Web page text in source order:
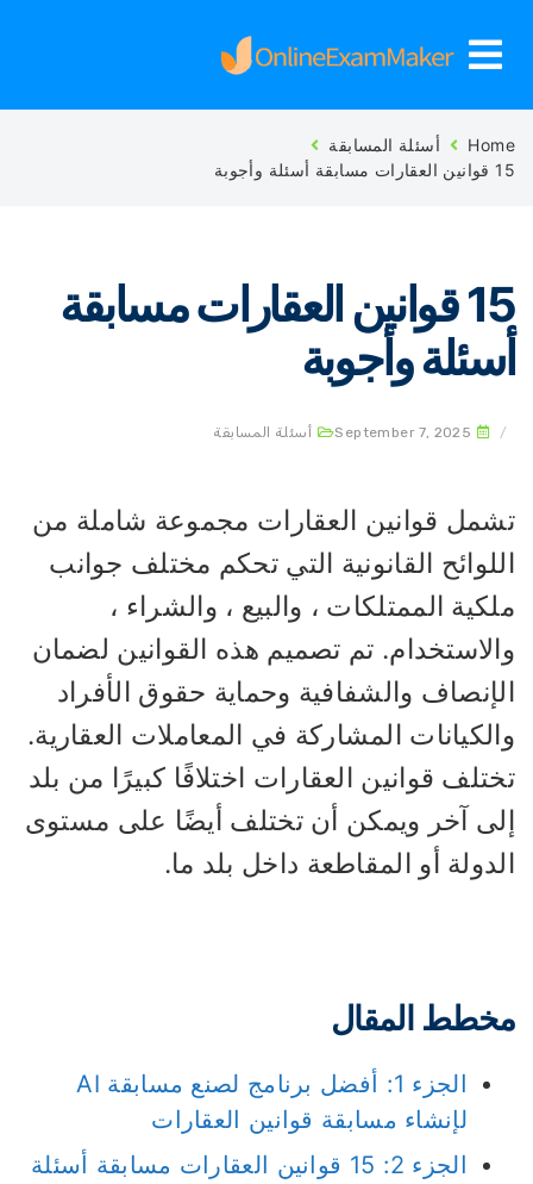
أسئلة المسابقة
15 قوانين العقارات مسابقة
وأجوبة
September 7, 2025 أسئلة المسابقة
قوانين العقارات مجموعة شاملة من
القانونية التي تحكم مختلف جوانب
الممتلكات ، والبيع ، والشراء ،
تم تصميم هذه القوانين لضمان
والشفافية وحماية حقوق الأفراد
المشاركة في المعاملات العقارية.
قوانين العقارات اختلافًا كبيرًا من بلد
آخر ويمكن أن تختلف أيضًا على مستوى
أو المقاطعة داخل بلد ما.
المقال
الجزء 1: أفضل برنامج لصنع مسابقة AI
لإنشاء مسابقة قوانين العقارات
الجزء 2: 15 قوانين العقارات مسابقة أسئلة